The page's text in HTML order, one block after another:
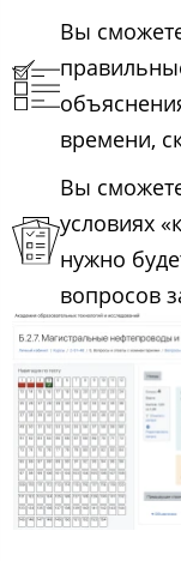
Вы
времени,
Вы
условиях
нужно
вопросов